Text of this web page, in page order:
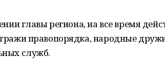
главы региона, на все время
правопорядка, народные
служб.